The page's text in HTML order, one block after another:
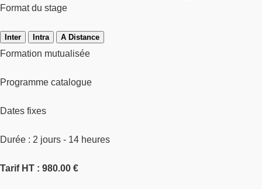
Format du stage
Inter Intra A Distance
Formation mutualisée
Programme catalogue
Dates fixes
Durée : 2 jours - 14 heures
Tarif HT : 980.00 €